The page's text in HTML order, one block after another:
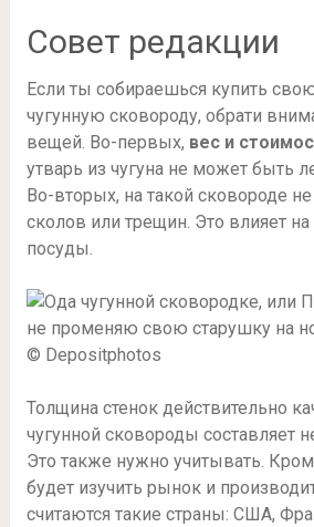
Совет редакции
Если ты собираешься купить
чугунную сковороду, обрати
вещей. Во-первых, вес и
утварь из чугуна не может быть
Во-вторых, на такой сковороде
сколов или трещин. Это влияет
посуды.
© Depositphotos
Толщина стенок действительно
чугунной сковороды составляет
Это также нужно учитывать.
будет изучить рынок и
считаются такие страны: США,